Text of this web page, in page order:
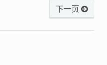
下一页